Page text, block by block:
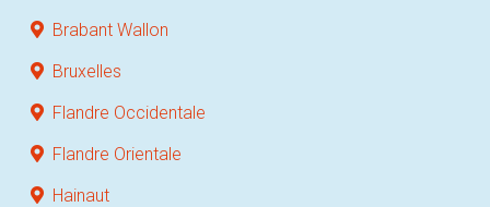
Brabant Wallon
Bruxelles
Flandre Occidentale
Flandre Orientale
Hainaut